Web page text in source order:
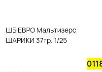
ШБ ЕВРО Мальтизерс
ШАРИКИ 37гр. 1/25